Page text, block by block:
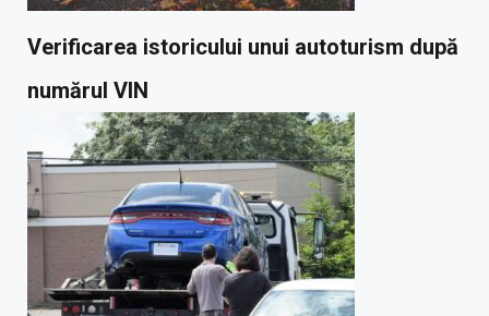
Verificarea istoricului unui autoturism după
numărul VIN